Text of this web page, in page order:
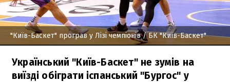
"Київ-Баскет" програв у Лізі чемпіонів/ БК "Київ-Баскет"
Український "Київ-Баскет" не зумів на
виїзді обіграти іспанський "Бургос" у